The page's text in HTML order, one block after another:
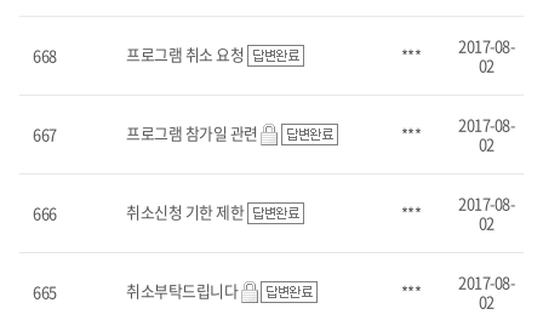
표입니다.
668 프로그램 취소 요청 ***
2017-08-
02
667 프로그램 참가일 관련 ***
2017-08-
02
666 취소신청 기한 제한 ***
2017-08-
02
665 취소부탁드립니다 ***
2017-08-
02